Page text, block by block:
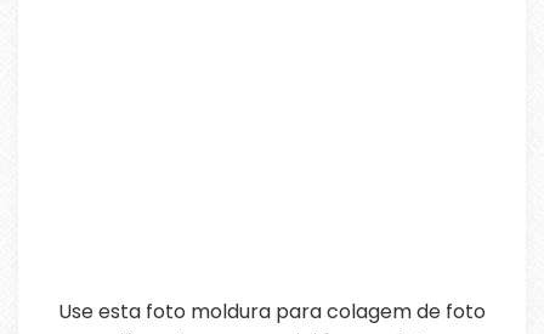
Use esta foto moldura para colagem de foto